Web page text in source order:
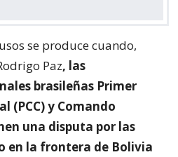
se produce cuando,
Paz, las
brasileñas Primer
(PCC) y Comando
una disputa por las
en la frontera de Bolivia